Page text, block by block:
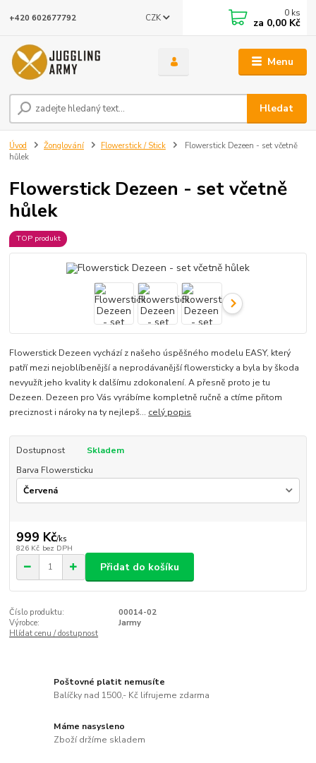
Menu
CZK
Hledat
+420 602677792 0 ks
za 0,00 Kč
Úvod Žonglování Flowerstick / Stick
Flowerstick Dezeen - set včetně
hůlek
Flowerstick Dezeen - set včetně
hůlek
TOP produkt
Flowerstick Dezeen vychází z našeho úspěšného modelu EASY, který
patří mezi nejoblíbenější a neprodávanější flowersticky a byla by škoda
nevyužít jeho kvality k dalšímu zdokonalení. A přesně proto je tu
Dezeen. Dezeen pro Vás vyrábíme kompletně ručně a ctíme přitom
preciznost i nároky na ty nejlepš... celý popis
Dostupnost
Skladem
Barva Flowersticku
999 Kč/ks
826 Kč bez DPH
Přidat do košíku
Číslo produktu:
00014-02
Výrobce:
Jarmy
Hlídat cenu / dostupnost
Poštovné platit nemusíte
Balíčky nad 1500,- Kč lifrujeme zdarma
Máme nasysleno
Zboží držíme skladem